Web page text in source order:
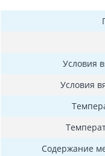
Условия
Условия
Содержание